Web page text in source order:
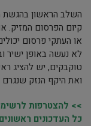
השלב הראשון בהגשת
קיום הפרסום המזיק.
או העתקי פרסום
לא נעשה באופן ישיר
טוקבקים, יש להציג
ואת היקף הנזק שנגרם
>> להצטרפות
כל העדכונים